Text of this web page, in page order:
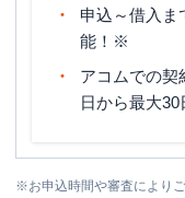
申込～借入ま
能！※
アコムでの契
日から最大30
※お申込時間や審査により